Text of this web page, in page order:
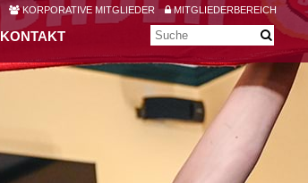
KONTAKT
KORPORATIVE MITGLIEDER MITGLIEDERBEREICH